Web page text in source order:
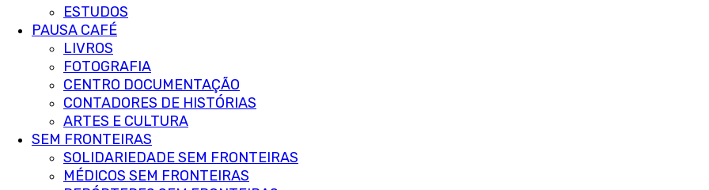
ESTUDOS
PAUSA CAFÉ
LIVROS
FOTOGRAFIA
CENTRO DOCUMENTAÇÃO
CONTADORES DE HISTÓRIAS
ARTES E CULTURA
SEM FRONTEIRAS
SOLIDARIEDADE SEM FRONTEIRAS
MÉDICOS SEM FRONTEIRAS